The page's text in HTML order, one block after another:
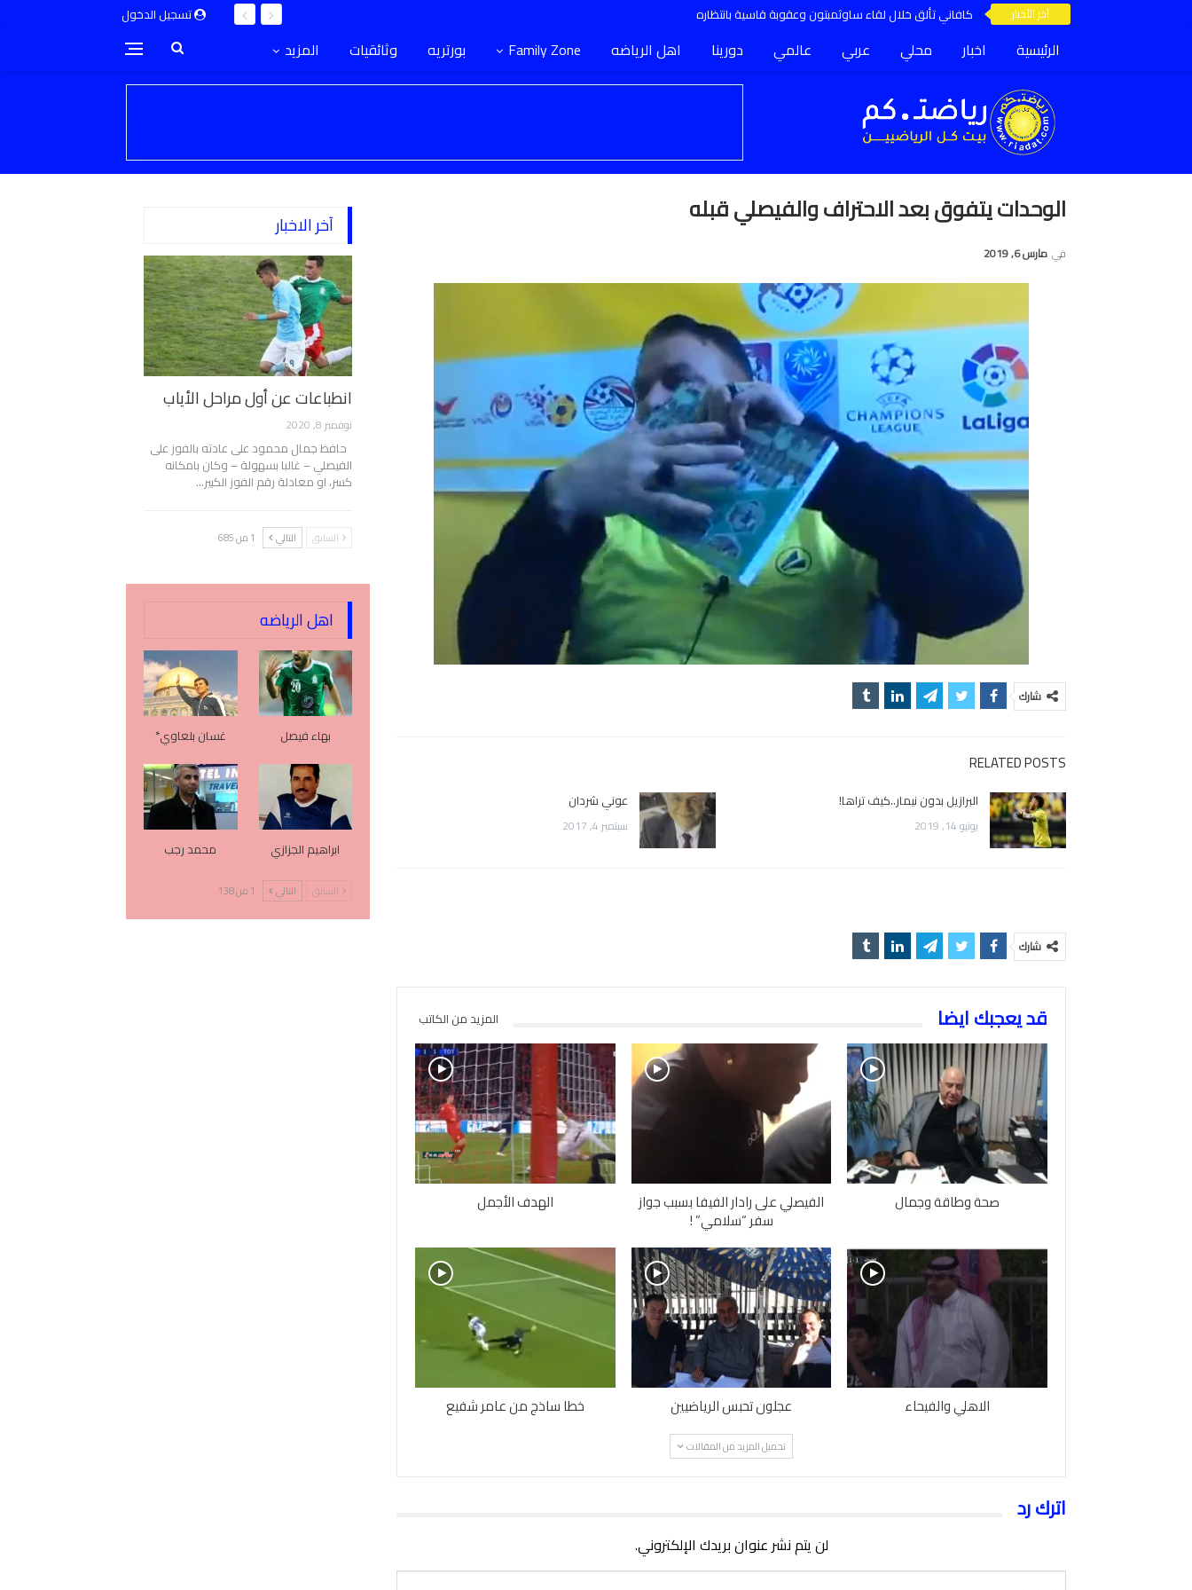
تسجيل الدخول آخر الأخبار كافاني تألق خلال لقاء ساوثمبتون وعقوبة قاسية بانتظاره
الرئيسية اخبار محلي عربي عالمي دورينا اهل الرياضه Family Zone بورتريه وثائقيات المزيد
الوحدات يتفوق بعد الاحتراف والفيصلي قبله
في مارس 6, 2019
شارك
RELATED POSTS
البرازيل بدون نيمار..كيف تراها!
يونيو 14, 2019
عوني شردان
سبتمبر 4, 2017
شارك
قد يعجبك ايضا المزيد من الكاتب
صحة وطاقة وجمال الفيصلي على رادار الفيفا بسبب جواز
سفر “سلامي” !
الهدف الأجمل
الاهلي والفيحاء عجلون تحبس الرياضيين خطا ساذج من عامر شفيع
تحميل المزيد من المقالات
اترك رد
لن يتم نشر عنوان بريدك الإلكتروني.
آخر الاخبار
انطباعات عن أول مراحل الأياب
نوفمبر 8, 2020
حافظ جمال محمود على عادته بالفوز على
الفيصلي – غالبا بسهولة – وكان بامكانه
كسر، او معادلة رقم الفوز الكبير…
السابق التالي 1 من 685
اهل الرياضه
بهاء فيصل غسان بلعاوي*
ابراهيم الجزازي محمد رجب
السابق التالي 1 من 138